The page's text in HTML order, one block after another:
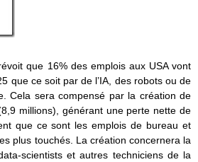
que 16% des emplois aux USA vont
que ce soit par de l’IA, des robots ou de
Cela sera compensé par la création de
millions), générant une perte nette de
que ce sont les emplois de bureau et
plus touchés. La création concernera la
scientists et autres techniciens de la